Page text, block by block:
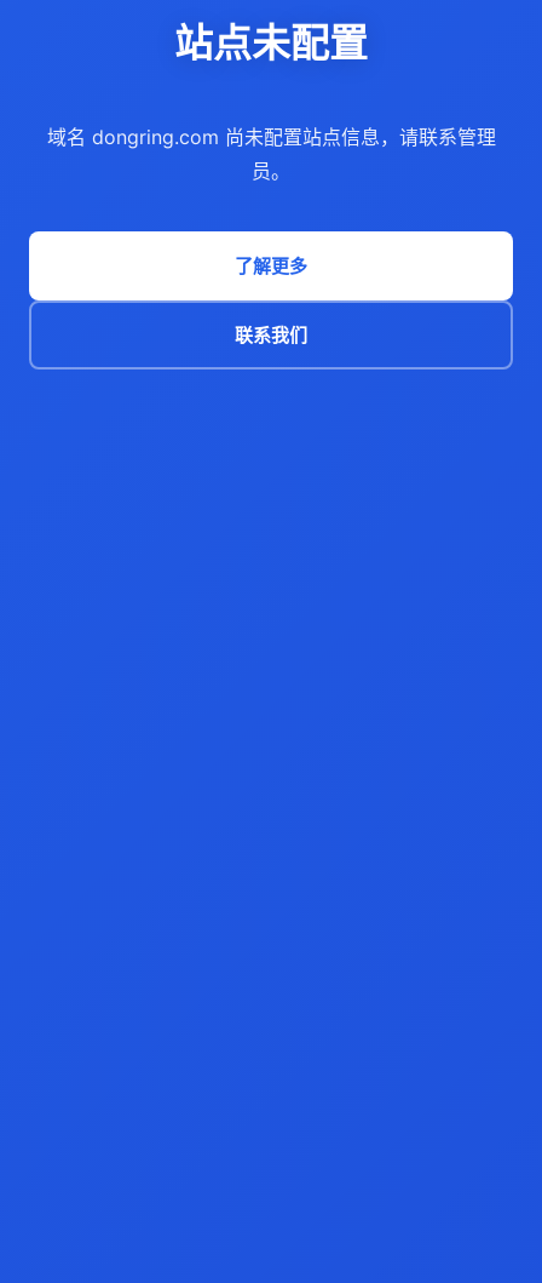
站点未配置
域名 dongring.com 尚未配置站点信息，请联系管理
员。
了解更多
联系我们